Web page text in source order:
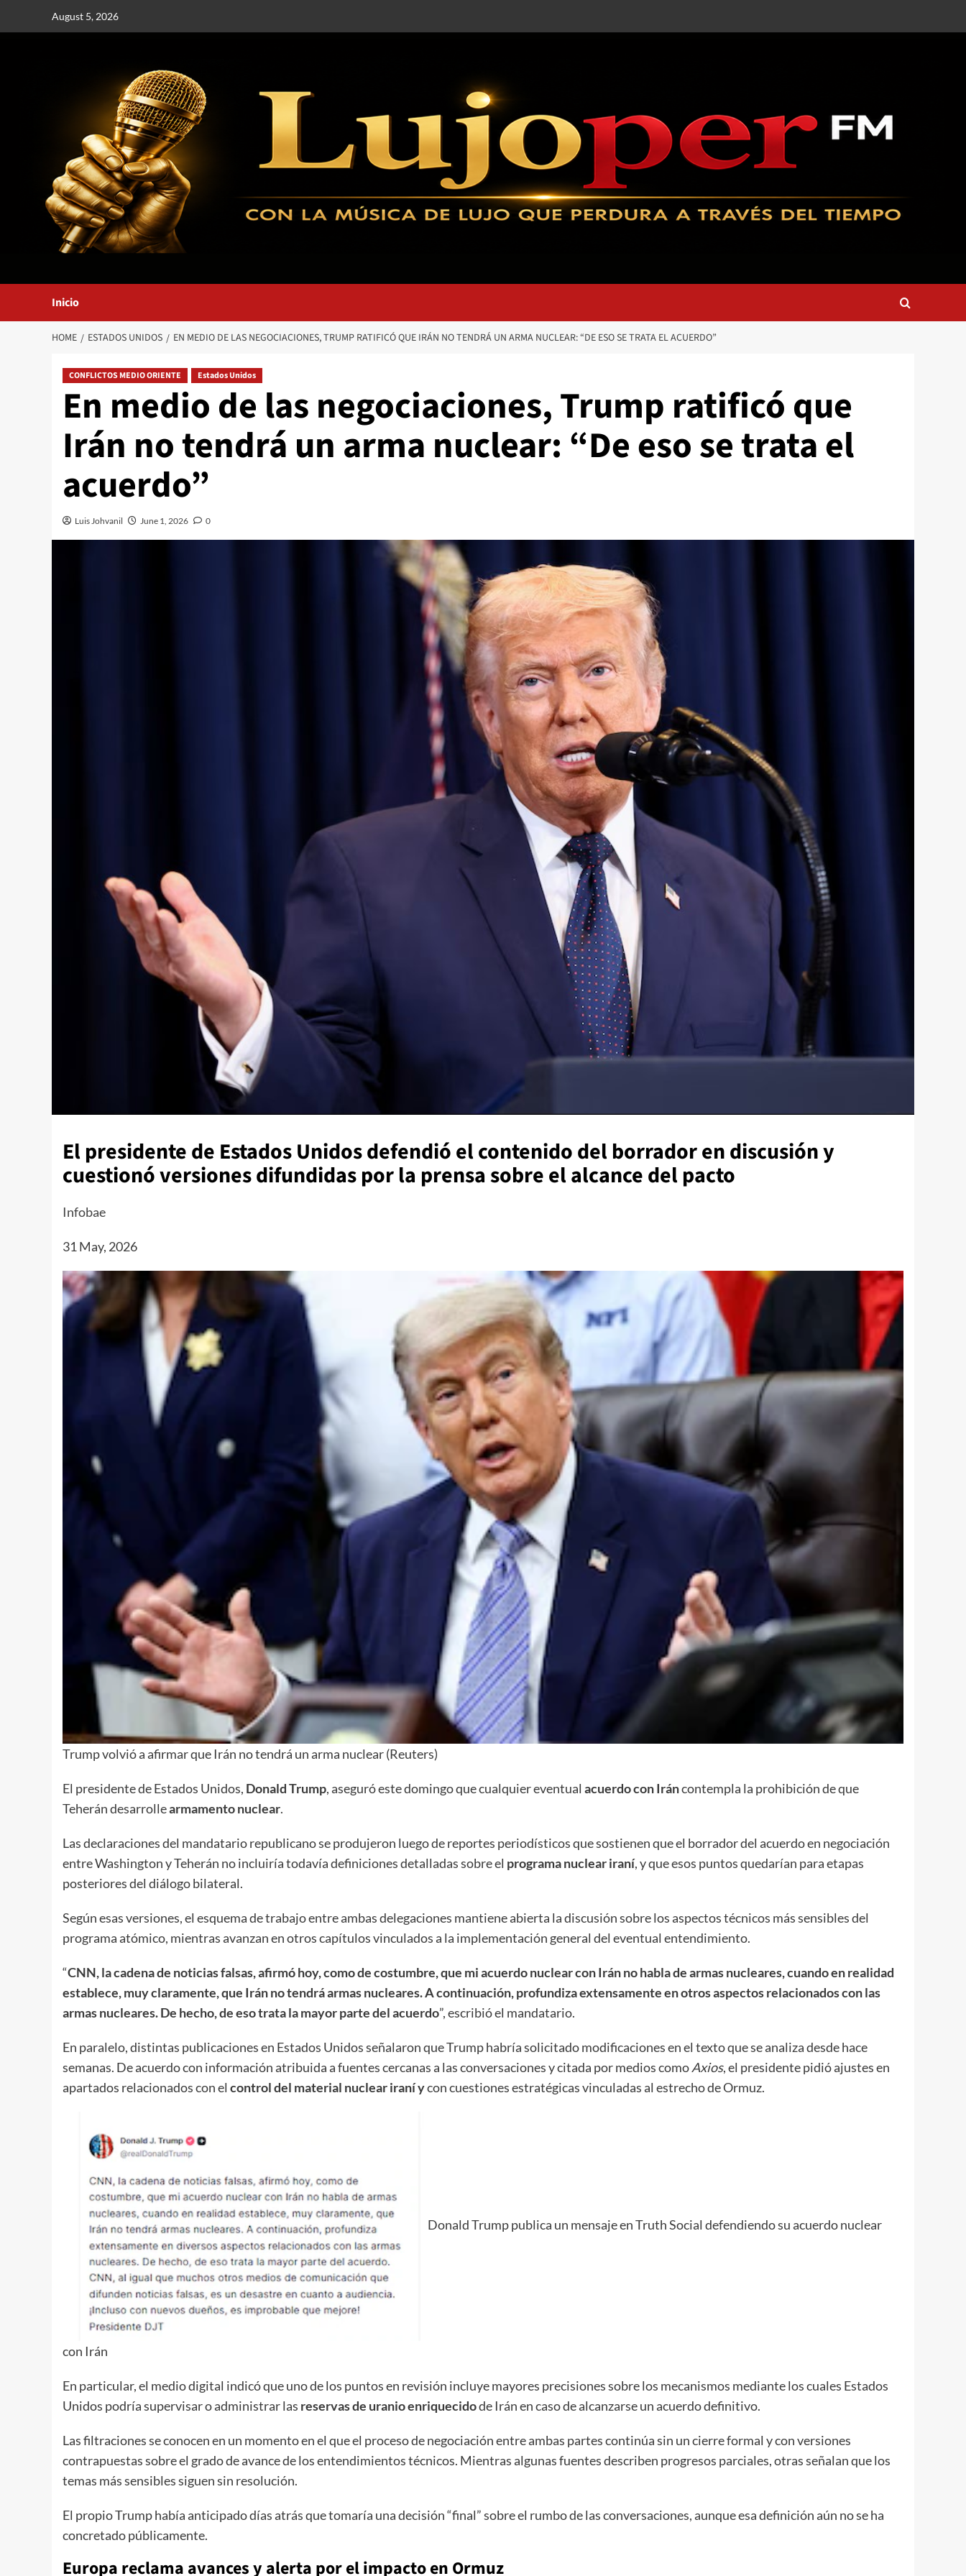
August 5, 2026
Inicio
HOME ESTADOS UNIDOS EN MEDIO DE LAS NEGOCIACIONES, TRUMP RATIFICÓ QUE IRÁN NO TENDRÁ UN ARMA NUCLEAR: “DE ESO SE TRATA EL ACUERDO”
CONFLICTOS MEDIO ORIENTE Estados Unidos
En medio de las negociaciones, Trump ratificó que
Irán no tendrá un arma nuclear: “De eso se trata el
acuerdo”
Luis Johvanil June 1, 2026 0
El presidente de Estados Unidos defendió el contenido del borrador en discusión y
cuestionó versiones difundidas por la prensa sobre el alcance del pacto
Infobae
31 May, 2026
Trump volvió a afirmar que Irán no tendrá un arma nuclear (Reuters)
El presidente de Estados Unidos, Donald Trump, aseguró este domingo que cualquier eventual acuerdo con Iráncontempla la prohibición de que
Teherán desarrollearmamento nuclear.
Las declaraciones del mandatario republicano se produjeron luego de reportes periodísticos que sostienen que el borrador del acuerdo en negociación
entre Washington y Teherán no incluiría todavía definiciones detalladas sobre el programa nuclear iraní, y que esos puntos quedarían para etapas
posteriores del diálogo bilateral.
Según esas versiones, el esquema de trabajo entre ambas delegaciones mantiene abierta la discusión sobre los aspectos técnicos más sensibles del
programa atómico, mientras avanzan en otros capítulos vinculados a la implementación general del eventual entendimiento.
“CNN, la cadena de noticias falsas, afirmó hoy, como de costumbre, que mi acuerdo nuclear con Irán no habla de armas nucleares, cuando en realidad
establece, muy claramente, que Irán no tendrá armas nucleares. A continuación, profundiza extensamente en otros aspectos relacionados con las
armas nucleares. De hecho, de eso trata la mayor parte del acuerdo”, escribió el mandatario.
En paralelo, distintas publicaciones en Estados Unidos señalaron que Trump habría solicitado modificaciones en el texto que se analiza desde hace
semanas. De acuerdo con información atribuida a fuentes cercanas a las conversaciones y citada por medios comoAxios, el presidente pidió ajustes en
apartados relacionados con el control del material nuclear iraní ycon cuestiones estratégicas vinculadas al estrecho de Ormuz.
Donald Trump publica un mensaje en Truth Social defendiendo su acuerdo nuclear
con Irán
En particular, el medio digital indicó que uno de los puntos en revisión incluye mayores precisiones sobre los mecanismos mediante los cuales Estados
Unidos podría supervisar o administrar las reservas de uranio enriquecidode Irán en caso de alcanzarse un acuerdo definitivo.
Las filtraciones se conocen en un momento en el que el proceso de negociación entre ambas partes continúa sin un cierre formal y con versiones
contrapuestas sobre el grado de avance de los entendimientos técnicos. Mientras algunas fuentes describen progresos parciales, otras señalan que los
temas más sensibles siguen sin resolución.
El propio Trump había anticipado días atrás que tomaría una decisión “final” sobre el rumbo de las conversaciones, aunque esa definición aún no se ha
concretado públicamente.
Europa reclama avances y alerta por el impacto en Ormuz